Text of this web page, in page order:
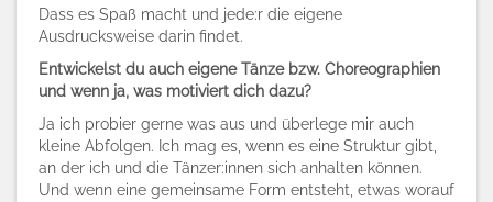
Dass es Spaß macht und jede:r die eigene
Ausdrucksweise darin findet.
Entwickelst du auch eigene Tänze bzw. Choreographien
und wenn ja, was motiviert dich dazu?
Ja ich probier gerne was aus und überlege mir auch
kleine Abfolgen. Ich mag es, wenn es eine Struktur gibt,
an der ich und die Tänzer:innen sich anhalten können.
Und wenn eine gemeinsame Form entsteht, etwas worauf